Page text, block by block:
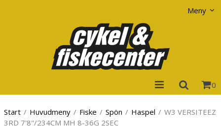
Meny
0
Start / Huvudmeny / Fiske / Spön / Haspel / W3 VERSITEEZ
3RD 7'8"/234CM MH 8-36G 2SEC